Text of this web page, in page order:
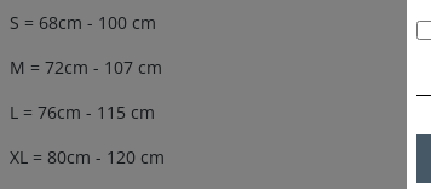
S = 68cm - 100 cm
M = 72cm - 107 cm
L = 76cm - 115 cm
XL = 80cm - 120 cm